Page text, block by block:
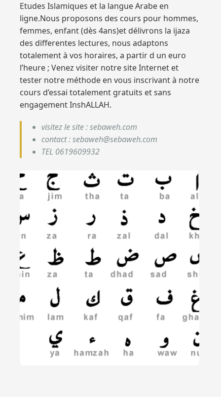
Etudes Islamiques et la langue Arabe en
ligne.Nous proposons des cours pour hommes,
femmes, enfant (dès 4ans)et délivrons la ijaza
des differentes lectures, nous adaptons
totalement à vos horaires, a partir d un euro
l’heure ; Venez visiter notre site Internet et
tester notre méthode en vous inscrivant à notre
cours d’essai totalement gratuits et sans
engagement InshALLAH.
visitez le site : sebaweh.com
contact : sebaweh@sebaweh.com
TEL 0619609932